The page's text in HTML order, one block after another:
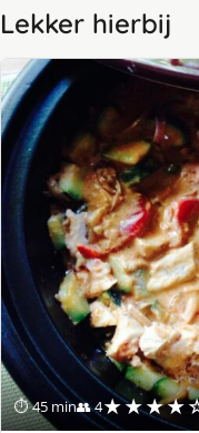
Lekker hierbij
⏱ 45 min👥 4